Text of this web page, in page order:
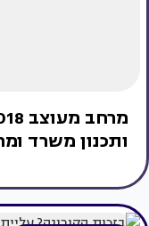
ותכנון משרד